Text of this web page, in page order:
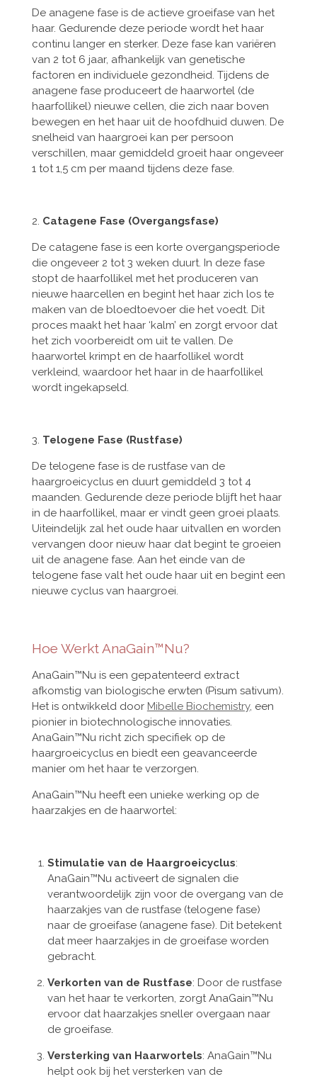
De anagene fase is de actieve groeifase van het
haar. Gedurende deze periode wordt het haar
continu langer en sterker. Deze fase kan variëren
van 2 tot 6 jaar, afhankelijk van genetische
factoren en individuele gezondheid. Tijdens de
anagene fase produceert de haarwortel (de
haarfollikel) nieuwe cellen, die zich naar boven
bewegen en het haar uit de hoofdhuid duwen. De
snelheid van haargroei kan per persoon
verschillen, maar gemiddeld groeit haar ongeveer
1 tot 1,5 cm per maand tijdens deze fase.
2. Catagene Fase (Overgangsfase)
De catagene fase is een korte overgangsperiode
die ongeveer 2 tot 3 weken duurt. In deze fase
stopt de haarfollikel met het produceren van
nieuwe haarcellen en begint het haar zich los te
maken van de bloedtoevoer die het voedt. Dit
proces maakt het haar ‘kalm’ en zorgt ervoor dat
het zich voorbereidt om uit te vallen. De
haarwortel krimpt en de haarfollikel wordt
verkleind, waardoor het haar in de haarfollikel
wordt ingekapseld.
3. Telogene Fase (Rustfase)
De telogene fase is de rustfase van de
haargroeicyclus en duurt gemiddeld 3 tot 4
maanden. Gedurende deze periode blijft het haar
in de haarfollikel, maar er vindt geen groei plaats.
Uiteindelijk zal het oude haar uitvallen en worden
vervangen door nieuw haar dat begint te groeien
uit de anagene fase. Aan het einde van de
telogene fase valt het oude haar uit en begint een
nieuwe cyclus van haargroei.
Hoe Werkt AnaGain™Nu?
AnaGain™Nu is een gepatenteerd extract
afkomstig van biologische erwten (Pisum sativum).
Het is ontwikkeld door Mibelle Biochemistry, een
pionier in biotechnologische innovaties.
AnaGain™Nu richt zich specifiek op de
haargroeicyclus en biedt een geavanceerde
manier om het haar te verzorgen.
AnaGain™Nu heeft een unieke werking op de
haarzakjes en de haarwortel:
Stimulatie van de Haargroeicyclus:
AnaGain™Nu activeert de signalen die
verantwoordelijk zijn voor de overgang van de
haarzakjes van de rustfase (telogene fase)
naar de groeifase (anagene fase). Dit betekent
dat meer haarzakjes in de groeifase worden
gebracht.
Verkorten van de Rustfase: Door de rustfase
van het haar te verkorten, zorgt AnaGain™Nu
ervoor dat haarzakjes sneller overgaan naar
de groeifase.
Versterking van Haarwortels: AnaGain™Nu
helpt ook bij het versterken van de